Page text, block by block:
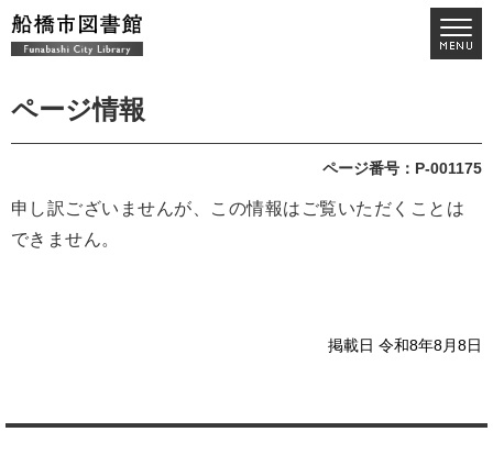
ページ情報
ページ番号：P-001175
申し訳ございませんが、この情報はご覧いただくことは
できません。
掲載日 令和8年8月8日